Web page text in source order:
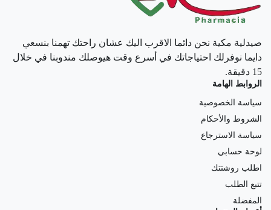
صيدلية مكية نحن دائما الاقرب اليك عشان راحتك تهمنا بنسعي
دايما نوفرلك احتياجاتك في أسرع وقت هيوصلك مندوبنا في خلال
15 دقيقة.
الروابط الهامة
سياسة الخصوصية
الشروط والأحكام
سياسة الاسترجاع
لوحة حسابي
اطلب روشتتك
تتبع الطلب
المفضلة